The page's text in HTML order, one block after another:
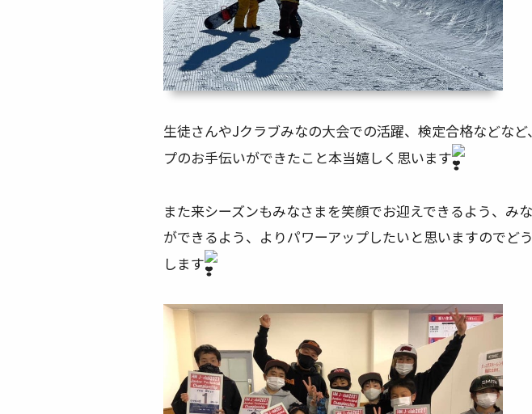
生徒さんやJクラブみなの大会での活躍、検定合格などな
プのお手伝いができたこと本当嬉しく思います
また来シーズンもみなさまを笑顔でお迎えできるよう、み
ができるよう、よりパワーアップしたいと思いますのでど
します